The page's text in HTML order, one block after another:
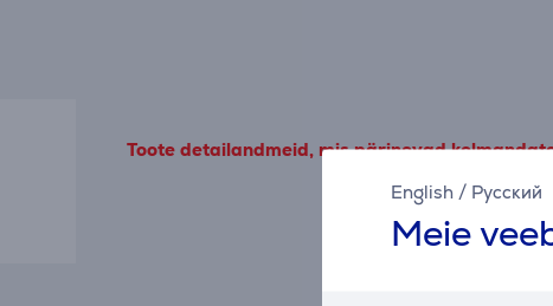
English / Русский
Meie
Toote detailandmeid, mis pärinevad